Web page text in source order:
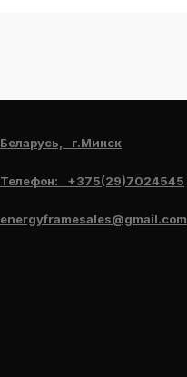
Беларусь, г.Минск
Телефон: +375(29)7024545
energyframesales@gmail.com